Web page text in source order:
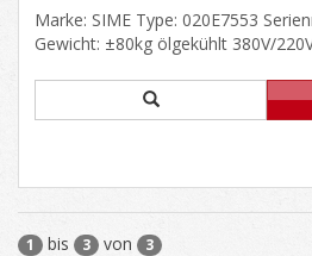
Marke: SIME Type: 020E7553
Gewicht: ±80kg ölgekühlt 380V/
1 bis 3 von 3